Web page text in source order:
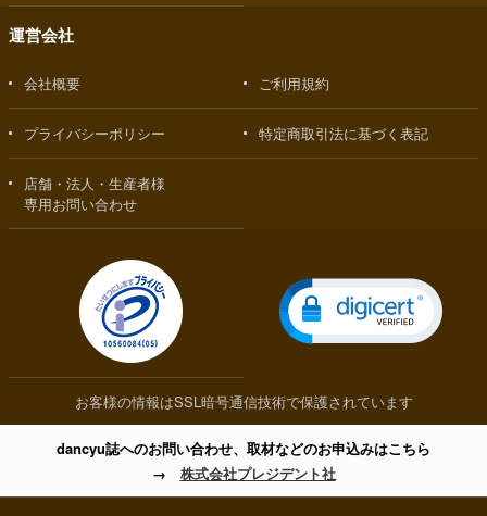
運営会社
会社概要 ご利用規約
プライバシーポリシー 特定商取引法に基づく表記
店舗・法人・生産者様
専用お問い合わせ
お客様の情報はSSL暗号通信技術で保護されています
dancyu誌へのお問い合わせ、取材などのお申込みはこちら
→ 株式会社プレジデント社